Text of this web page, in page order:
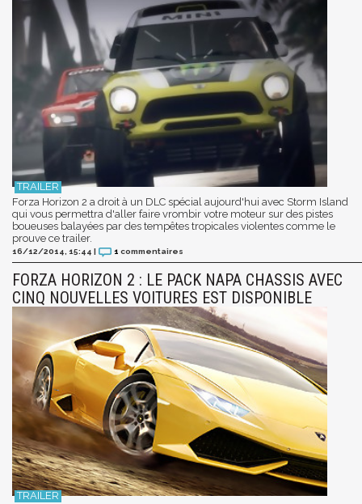
Forza Horizon 2 a droit à un DLC spécial aujourd'hui avec Storm Island
qui vous permettra d'aller faire vrombir votre moteur sur des pistes
boueuses balayées par des tempêtes tropicales violentes comme le
prouve ce trailer.
16/12/2014, 15:44 | 1 commentaires
FORZA HORIZON 2 : LE PACK NAPA CHASSIS AVEC
CINQ NOUVELLES VOITURES EST DISPONIBLE